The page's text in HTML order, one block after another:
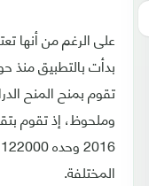
على الرغم من أنها
بدأت بالتطبيق منذ
تقوم بمنح المنح
المختلفة.